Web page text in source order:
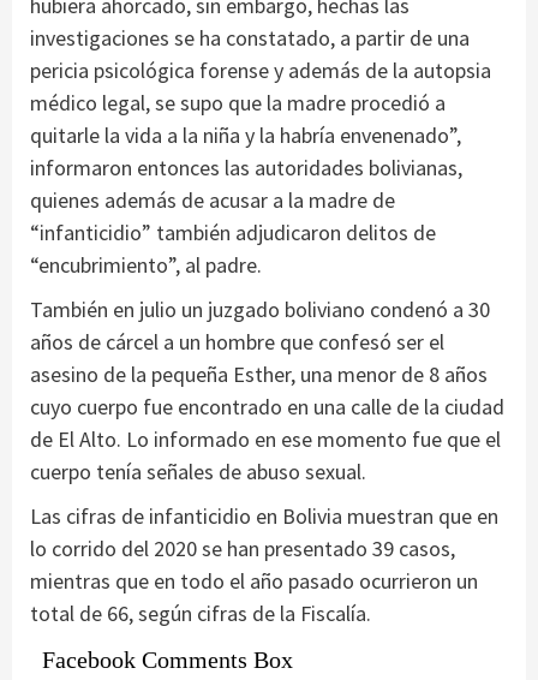
investigaciones se ha constatado, a partir de una
pericia psicológica forense y además de la autopsia
médico legal, se supo que la madre procedió a
quitarle la vida a la niña y la habría envenenado”,
informaron entonces las autoridades bolivianas,
quienes además de acusar a la madre de
“infanticidio” también adjudicaron delitos de
“encubrimiento”, al padre.
También en julio un juzgado boliviano condenó a 30
años de cárcel a un hombre que confesó ser el
asesino de la pequeña Esther, una menor de 8 años
cuyo cuerpo fue encontrado en una calle de la ciudad
de El Alto. Lo informado en ese momento fue que el
cuerpo tenía señales de abuso sexual.
Las cifras de infanticidio en Bolivia muestran que en
lo corrido del 2020 se han presentado 39 casos,
mientras que en todo el año pasado ocurrieron un
total de 66, según cifras de la Fiscalía.
Facebook Comments Box